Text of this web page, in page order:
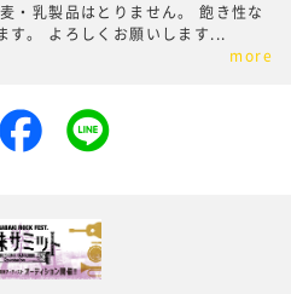
・乳製品はとりません。 飽き性な
す。 よろしくお願いします...
more